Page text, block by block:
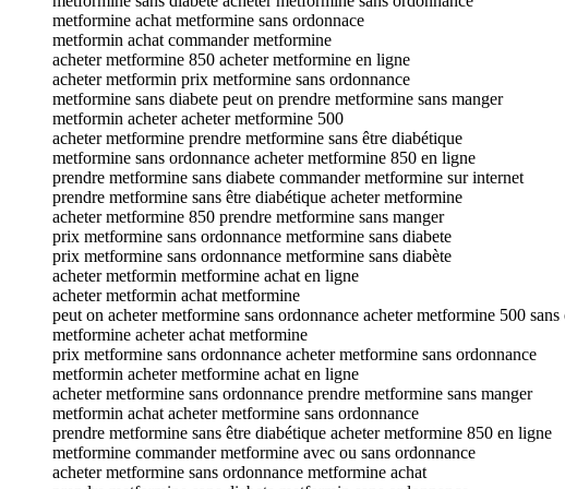
metformine achat metformine sans ordonnace
metformin achat commander metformine
acheter metformine 850 acheter metformine en ligne
acheter metformin prix metformine sans ordonnance
metformine sans diabete peut on prendre metformine sans manger
metformin acheter acheter metformine 500
acheter metformine prendre metformine sans être diabétique
metformine sans ordonnance acheter metformine 850 en ligne
prendre metformine sans diabete commander metformine sur internet
prendre metformine sans être diabétique acheter metformine
acheter metformine 850 prendre metformine sans manger
prix metformine sans ordonnance metformine sans diabete
prix metformine sans ordonnance metformine sans diabète
acheter metformin metformine achat en ligne
acheter metformin achat metformine
peut on acheter metformine sans ordonnance acheter metformine 500 sans
metformine acheter achat metformine
prix metformine sans ordonnance acheter metformine sans ordonnance
metformin acheter metformine achat en ligne
acheter metformine sans ordonnance prendre metformine sans manger
metformin achat acheter metformine sans ordonnance
prendre metformine sans être diabétique acheter metformine 850 en ligne
metformine commander metformine avec ou sans ordonnance
acheter metformine sans ordonnance metformine achat